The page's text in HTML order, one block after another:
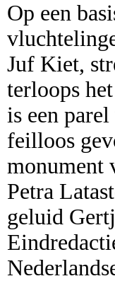
Op een
Juf Kiet,
terloops
is een
feilloos
monument
Petra
geluid